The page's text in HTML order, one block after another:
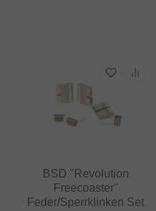
BSD "Revolution
Freecoaster"
Feder/Sperrklinken Set